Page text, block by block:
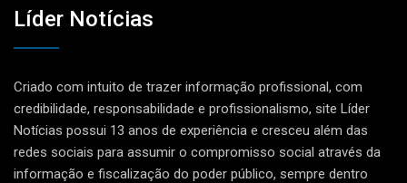
Líder Notícias
Criado com intuito de trazer informação profissional, com
credibilidade, responsabilidade e profissionalismo, site Líder
Notícias possui 13 anos de experiência e cresceu além das
redes sociais para assumir o compromisso social através da
informação e fiscalização do poder público, sempre dentro